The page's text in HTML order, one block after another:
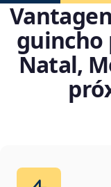
guincho
Natal,